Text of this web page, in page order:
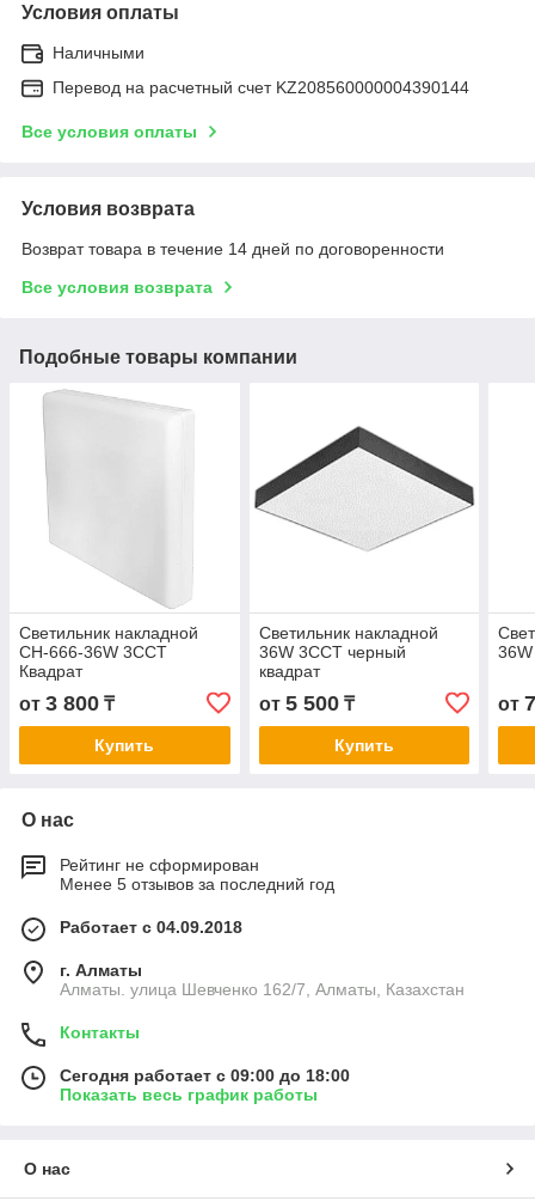
Условия оплаты
Наличными
Перевод на расчетный счет KZ208560000004390144
Все условия оплаты
Условия возврата
Возврат товара в течение 14 дней по договоренности
Все условия возврата
Подобные товары компании
Светильник накладной
СН-666-36W 3CCT
Квадрат
от 3 800 ₸
Купить
Светильник накладной
36W 3CCT черный
квадрат
от 5 500₸
Купить
от
О нас
Рейтинг не сформирован
Менее 5 отзывов за последний год
Работает с 04.09.2018
г. Алматы
Алматы. улица Шевченко 162/7, Алматы, Казахстан
Контакты
Сегодня работает с 09:00 до 18:00
Показать весь график работы
О нас